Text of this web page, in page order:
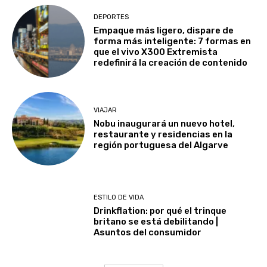
DEPORTES
Empaque más ligero, dispare de
forma más inteligente: 7 formas en
que el vivo X300 Extremista
redefinirá la creación de contenido
VIAJAR
Nobu inaugurará un nuevo hotel,
restaurante y residencias en la
región portuguesa del Algarve
ESTILO DE VIDA
Drinkflation: por qué el trinque
britano se está debilitando |
Asuntos del consumidor